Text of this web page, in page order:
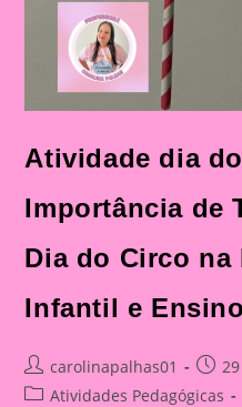
Atividade dia
Importância de
Dia do Circo na
Infantil e
Post
author:
carolinapalhas01
Post
PostAtividades Pedagógicas